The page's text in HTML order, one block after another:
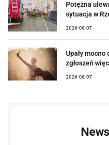
Potężna
sytuacja w
2026-08-07
Upały
zgłoszeń
2026-08-07